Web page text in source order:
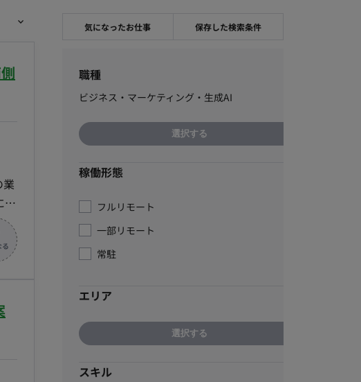
業
す
気になったお仕事 保存した検索条件
職種
ビジネス・マーケティング・生成AI
選択する
稼働形態
フルリモート
一部リモート
常駐
エリア
選択する
スキル